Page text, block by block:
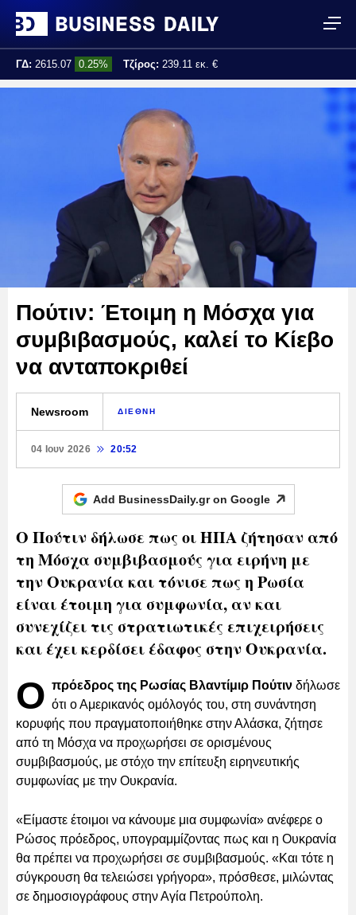
ΓΔ: 2615.07 0.25% Τζίρος: 239.11 εκ. €
Πούτιν: Έτοιμη η Μόσχα για
συμβιβασμούς, καλεί το Κίεβο
να ανταποκριθεί
Newsroom ΔΙΕΘΝΗ
04 Ιουν 2026 20:52
Add BusinessDaily.gr on Google
Ο Πούτιν δήλωσε πως οι ΗΠΑ ζήτησαν από
τη Μόσχα συμβιβασμούς για ειρήνη με
την Ουκρανία και τόνισε πως η Ρωσία
είναι έτοιμη για συμφωνία, αν και
συνεχίζει τις στρατιωτικές επιχειρήσεις
και έχει κερδίσει έδαφος στην Ουκρανία.
Ο πρόεδρος της Ρωσίας Βλαντίμιρ Πούτιν δήλωσε
ότι ο Αμερικανός ομόλογός του, στη συνάντηση
κορυφής που πραγματοποιήθηκε στην Αλάσκα, ζήτησε
από τη Μόσχα να προχωρήσει σε ορισμένους
συμβιβασμούς, με στόχο την επίτευξη ειρηνευτικής
συμφωνίας με την Ουκρανία.
«Είμαστε έτοιμοι να κάνουμε μια συμφωνία» ανέφερε ο
Ρώσος πρόεδρος, υπογραμμίζοντας πως και η Ουκρανία
θα πρέπει να προχωρήσει σε συμβιβασμούς. «Και τότε η
σύγκρουση θα τελειώσει γρήγορα», πρόσθεσε, μιλώντας
σε δημοσιογράφους στην Αγία Πετρούπολη.